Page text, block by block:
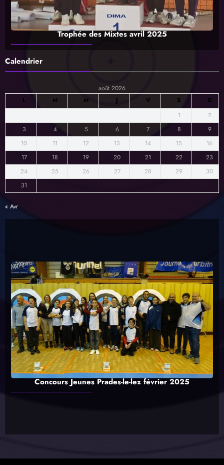
Trophée des Mixtes avril 2025
Calendrier
août 2026
L
M M J V S
D
1
2
3
4 5 6 7 8
9
10
11 12 13 14 15
16
17
18 19 20 21 22
23
24
25 26 27 28 29
30
31
« Avr
Concours Jeunes Prades-le-lez février 2025